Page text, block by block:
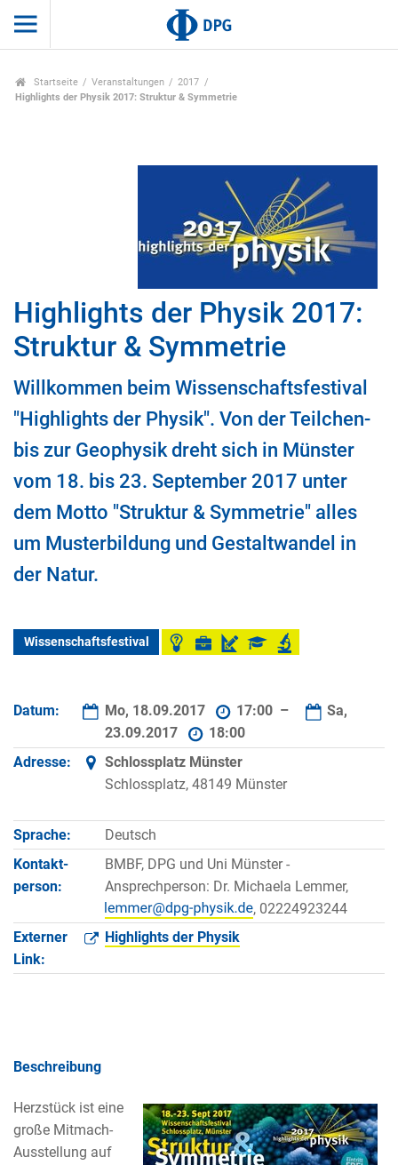
Startseite Veranstaltungen
2017
Highlights der Physik 2017: Struktur & Symmetrie
Highlights der Physik 2017:
Struktur & Symmetrie
Willkommen beim Wissenschaftsfestival
"Highlights der Physik". Von der Teilchen-
bis zur Geophysik dreht sich in Münster
vom 18. bis 23. September 2017 unter
dem Motto "Struktur & Symmetrie" alles
um Musterbildung und Gestaltwandel in
der Natur.
Wissenschaftsfestival
Datum: Mo, 18.09.2017 17:00 –
Sa,
23.09.2017
18:00
Adresse:
Schlossplatz Münster
Schlossplatz, 48149 Münster
Sprache:
Deutsch
Kontakt­
person:
BMBF, DPG und Uni Münster -
Ansprechperson: Dr. Michaela Lemmer,
, 02224923244
Externer
Link:
Highlights der Physik
Beschreibung
Herzstück ist eine
große Mitmach-
Ausstellung auf